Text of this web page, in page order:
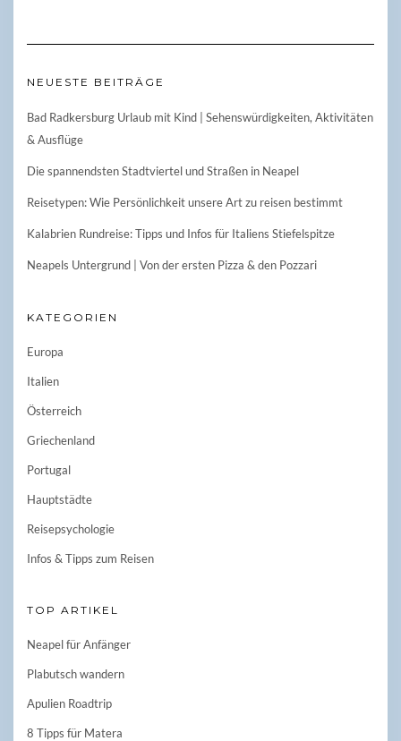
NEUESTE BEITRÄGE
Bad Radkersburg Urlaub mit Kind | Sehenswürdigkeiten, Aktivitäten
& Ausflüge
Die spannendsten Stadtviertel und Straßen in Neapel
Reisetypen: Wie Persönlichkeit unsere Art zu reisen bestimmt
Kalabrien Rundreise: Tipps und Infos für Italiens Stiefelspitze
Neapels Untergrund | Von der ersten Pizza & den Pozzari
KATEGORIEN
Europa
Italien
Österreich
Griechenland
Portugal
Hauptstädte
Reisepsychologie
Infos & Tipps zum Reisen
TOP ARTIKEL
Neapel für Anfänger
Plabutsch wandern
Apulien Roadtrip
8 Tipps für Matera